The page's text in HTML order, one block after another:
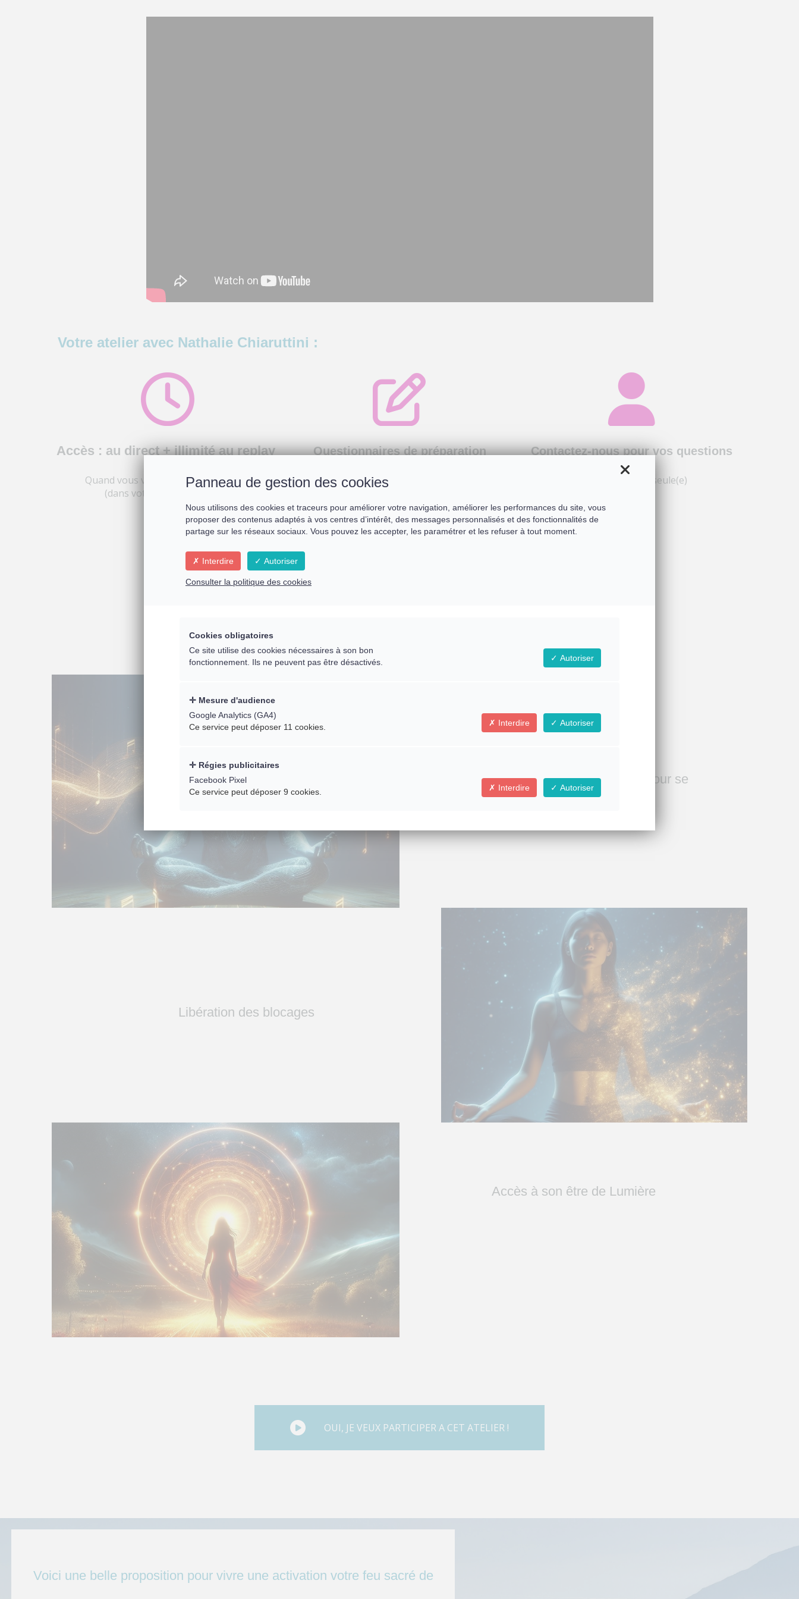
Votre atelier avec Nathalie Chiaruttini :
Accès : au direct + illimité au replay
Quand vous voulez et où vous voulez
(dans votre
Questionnaires de préparation
Offrez-vous le meilleur !
Contactez-nous pour vos questions
Vous n'êtes plus seule(e)
Les essentiels que va vous apporter cet atelier
Recevoir des vibrations sonores pour se
déposer dans la Confiance
Libération des blocages
Accès à son être de Lumière
OUI, JE VEUX PARTICIPER A CET ATELIER !
Voici une belle proposition pour vivre une activation votre feu sacré de
Panneau de gestion des cookies
Nous utilisons des cookies et traceurs pour améliorer votre navigation, améliorer les performances du site, vous
proposer des contenus adaptés à vos centres d’intérêt, des messages personnalisés et des fonctionnalités de
partage sur les réseaux sociaux. Vous pouvez les accepter, les paramétrer et les refuser à tout moment.
Interdire Autoriser
Consulter la politique des cookies
Cookies obligatoires
Ce site utilise des cookies nécessaires à son bon
fonctionnement. Ils ne peuvent pas être désactivés.
Autoriser
Mesure d'audience
Google Analytics (GA4)
Ce service peut déposer 11 cookies.
Interdire Autoriser
Régies publicitaires
Facebook Pixel
Ce service peut déposer 9 cookies.
Interdire Autoriser